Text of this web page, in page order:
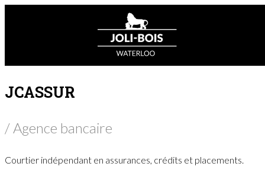
JCASSUR
/ Agence bancaire
Courtier indépendant en assurances, crédits et placements.